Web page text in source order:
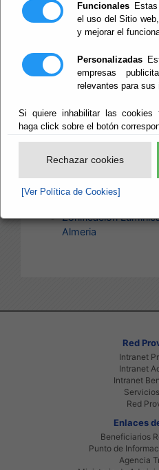
Funcionales
el uso del Sitio
y mejorar el
Personalizadas
empresas
relevantes para sus
Si quiere inhabilitar las cookies
haga click sobre el botón
Rechazar cookies
[Ver Política de Cookies]
Plan de
Plan de
Modificacion
Modificacion
Plan de
Modificacion
Zonificacion Luminica
Informacion y
Guia de Ahorro y
Zonificacion
Almeria
Red
Intranet
Intranet
Intranet
Servicios
Red
Enlaces
Beneficiarios
Punto de
Agencia